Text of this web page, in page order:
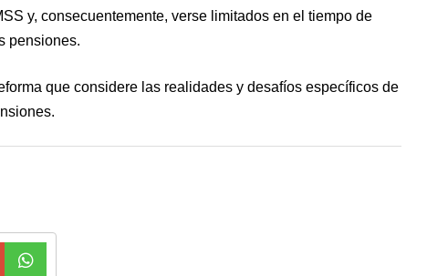
y, consecuentemente, verse limitados en el tiempo de
pensiones.
que considere las realidades y desafíos específicos de